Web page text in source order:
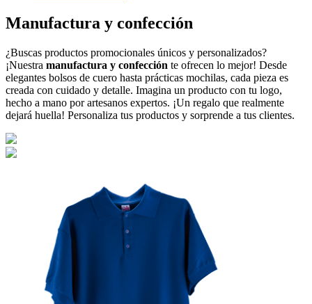
Manufactura y confección
¿Buscas productos promocionales únicos y personalizados?
¡Nuestra manufactura y confección te ofrecen lo mejor! Desde
elegantes bolsos de cuero hasta prácticas mochilas, cada pieza es
creada con cuidado y detalle. Imagina un producto con tu logo,
hecho a mano por artesanos expertos. ¡Un regalo que realmente
dejará huella! Personaliza tus productos y sorprende a tus clientes.